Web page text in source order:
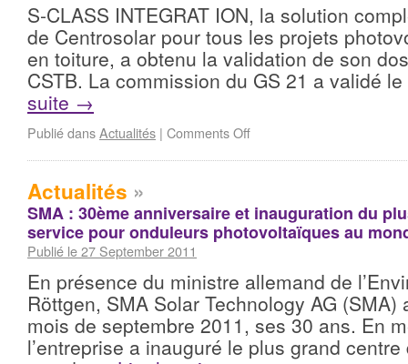
S-CLASS INTEGRAT ION, la solution
de Centrosolar pour tous les projets
en toiture, a obtenu la validation de son
CSTB. La commission du GS 21 a validé
suite →
Publié dansActualités | Comments Off
Actualités »
SMA : 30ème anniversaire et inauguration du
service pour onduleurs photovoltaïques au
Publié le 27 September 2011
En présence du ministre allemand de
Röttgen, SMA Solar Technology AG (SMA)
mois de septembre 2011, ses 30 ans. En
l’entreprise a inauguré le plus grand